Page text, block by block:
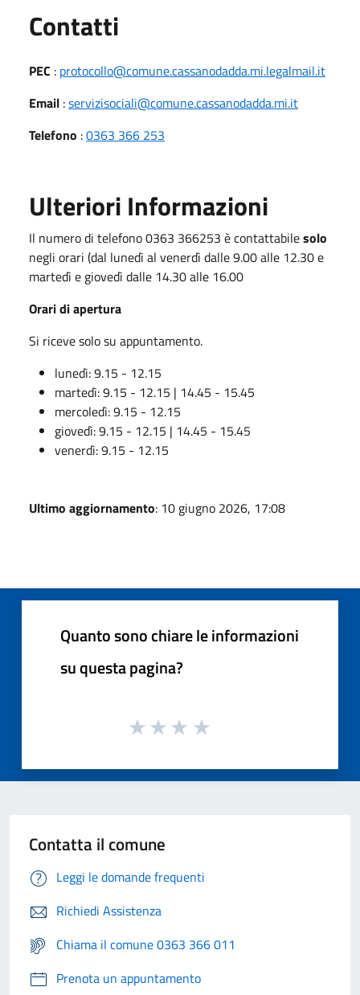
Contatti
PEC : protocollo@comune.cassanodadda.mi.legalmail.it
Email :servizisociali@comune.cassanodadda.mi.it
Telefono :0363 366 253
Ulteriori Informazioni
Il numero di telefono 0363 366253 è contattabilesolo
negli orari (dal lunedì al venerdì dalle 9.00 alle 12.30 e
martedì e giovedì dalle 14.30 alle 16.00
Orari di apertura
Si riceve solo su appuntamento.
lunedì: 9.15 - 12.15
martedì: 9.15 - 12.15 | 14.45 - 15.45
mercoledì: 9.15 - 12.15
giovedì: 9.15 - 12.15 | 14.45 - 15.45
venerdì: 9.15 - 12.15
Ultimo aggiornamento: 10 giugno 2026, 17:08
Quanto sono chiare le informazioni
su questa pagina?
Contatta il comune
Leggi le domande frequenti
Richiedi Assistenza
Chiama il comune 0363 366 011
Prenota un appuntamento